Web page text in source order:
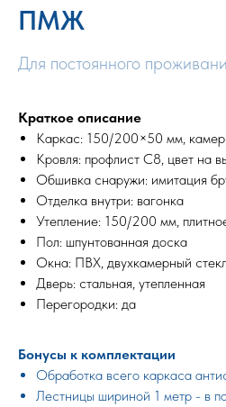
ПМЖ
Для постоянного
Краткое описание
Каркас: 150/200×50 мм,
Кровля: профлист С8, цвет на
Обшивка снаружи: имитация
Отделка внутри: вагонка
Утепление: 150/200 мм,
Пол: шпунтованная доска
Окна: ПВХ, двухкамерный
Дверь: стальная, утепленная
Перегородки: да
Бонусы к комплектации
Обработка всего каркаса
Лестницы шириной 1 метр - в